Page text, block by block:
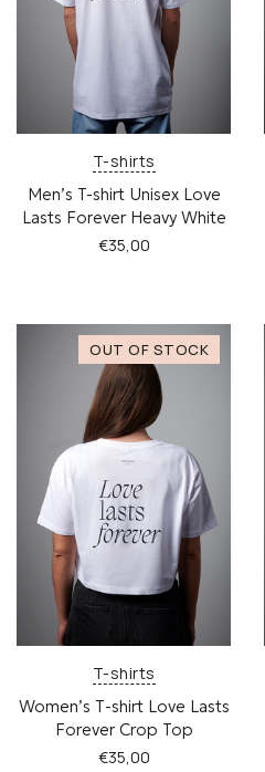
T-shirts
Men’s T-shirt Unisex Love
Lasts Forever Heavy White
€35,00
προϊόν
έχει
πολλαπλές
παραλλαγές.
Οι
επιλογές
μπορούν
επιλεγούν
στη
σελίδα
προϊόντος
T-shirts
Women’s Τ-shirt Love Lasts
Forever Crop Top
€35,00